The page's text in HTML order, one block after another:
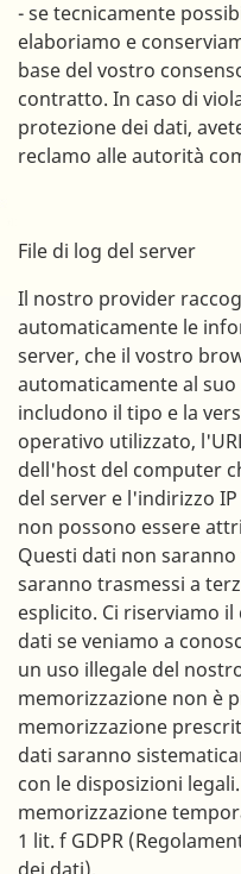
- se tecnicamente
elaboriamo e
base del vostro
contratto. In caso di
protezione dei dati,
reclamo alle autorità
File di log del server
Il nostro provider
automaticamente le
server, che il vostro
automaticamente al
includono il tipo e la
operativo utilizzato,
dell'host del computer
del server e l'indirizzo
non possono essere
Questi dati non
saranno trasmessi a
esplicito. Ci riserviamo
dati se veniamo a
un uso illegale del
memorizzazione non è
memorizzazione
dati saranno
con le disposizioni
memorizzazione
1 lit. f GDPR